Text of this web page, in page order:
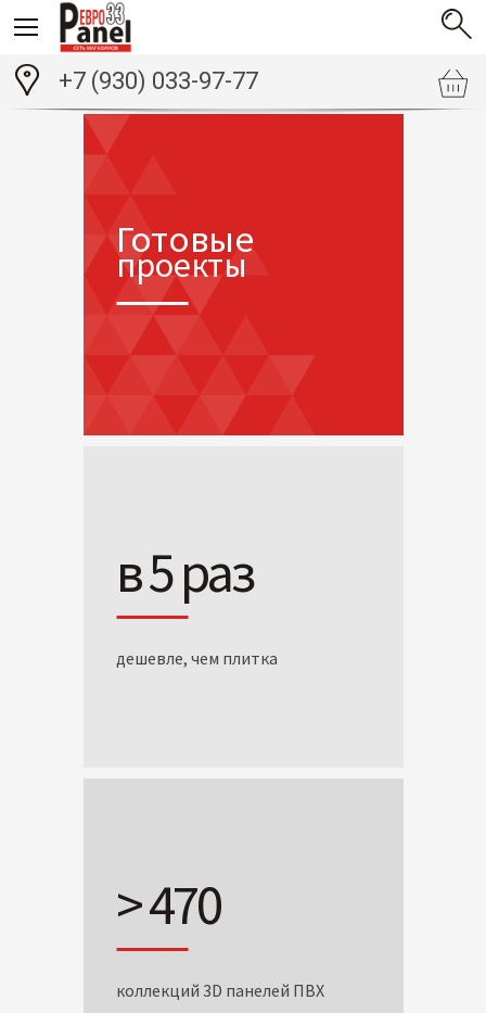
+7 (930) 033-97-77
Готовые
проекты
в 5 раз
дешевле, чем плитка
> 470
коллекций 3D панелей ПВХ